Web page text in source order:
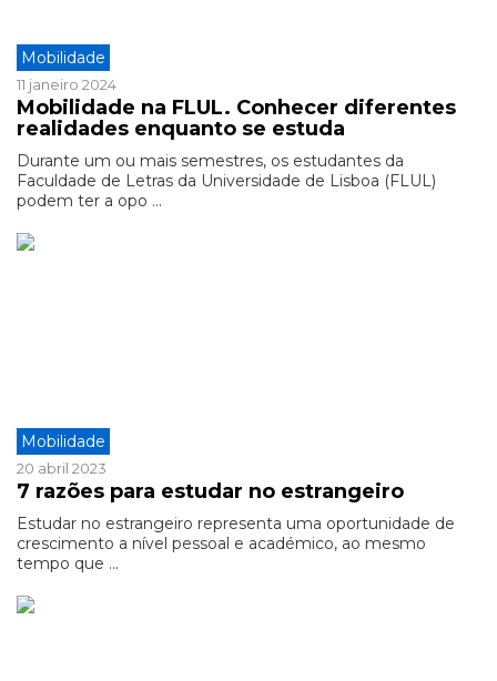
Mobilidade
11 janeiro 2024
Mobilidade na FLUL. Conhecer diferentes
realidades enquanto se estuda
Durante um ou mais semestres, os estudantes da
Faculdade de Letras da Universidade de Lisboa (FLUL)
podem ter a opo ...
Mobilidade
20 abril 2023
7 razões para estudar no estrangeiro
Estudar no estrangeiro representa uma oportunidade de
crescimento a nível pessoal e académico, ao mesmo
tempo que ...